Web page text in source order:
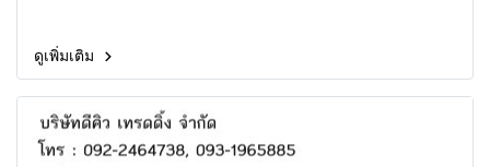
ดูเพิ่มเติม